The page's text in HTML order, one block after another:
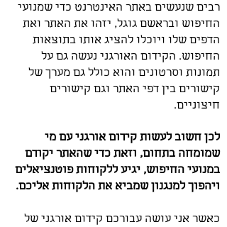
רבים שנעשים באתר האינטרנט כדי שמנועי
החיפוש ובראשם גוגל, יזהו את האתר ואת
הדפים שלו ויוכלו להציג אותו בתוצאות
החיפוש. הקידום האורגני נעשה גם על
תמונות וסרטונים והוא כולל גם מערך של
קישורים בין דפי האתר וגם קישורים
חיצוניים.
לכן חשוב לעשות קידום אורגני עם מי
שמומחה בתחום, וזאת כדי שהאתר יקודם
במנועי החיפוש, יגיע ללקוחות פוטנציאלים
ויהפוך למנגנון שמביא את הלקוחות אליכם.
כאשר אני עושה עבורכם קידום אורגני של